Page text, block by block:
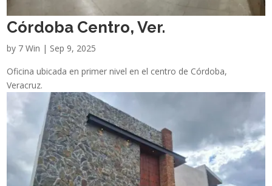
Córdoba Centro, Ver.
by 7 Win | Sep 9, 2025
Oficina ubicada en primer nivel en el centro de Córdoba,
Veracruz.